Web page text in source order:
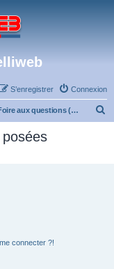
Connexion
S’enregistrer
Foire aux questions (Questions posées fréquemment)
connecter ?!